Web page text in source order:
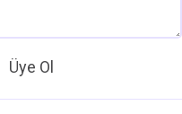
Üye Ol